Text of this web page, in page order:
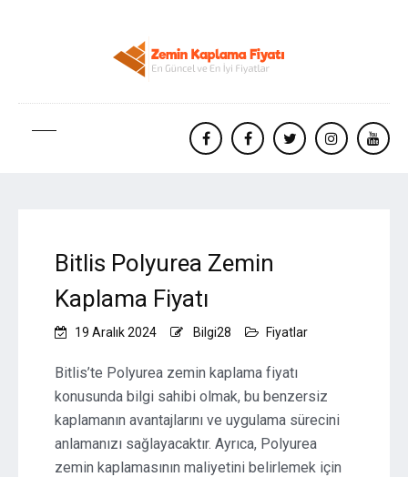
facebookFacebooktwitterinstagram
Bitlis Polyurea Zemin
Kaplama Fiyatı
19 Aralık 2024 Bilgi28 Fiyatlar
Bitlis’te Polyurea zemin kaplama fiyatı
konusunda bilgi sahibi olmak, bu benzersiz
kaplamanın avantajlarını ve uygulama sürecini
anlamanızı sağlayacaktır. Ayrıca, Polyurea
zemin kaplamasının maliyetini belirlemek için